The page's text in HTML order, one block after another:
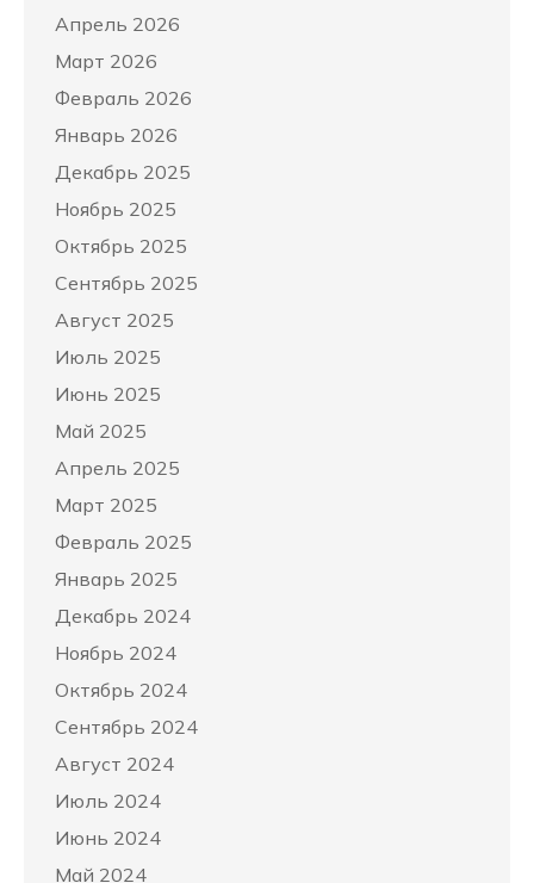
Апрель 2026
Март 2026
Февраль 2026
Январь 2026
Декабрь 2025
Ноябрь 2025
Октябрь 2025
Сентябрь 2025
Август 2025
Июль 2025
Июнь 2025
Май 2025
Апрель 2025
Март 2025
Февраль 2025
Январь 2025
Декабрь 2024
Ноябрь 2024
Октябрь 2024
Сентябрь 2024
Август 2024
Июль 2024
Июнь 2024
Май 2024